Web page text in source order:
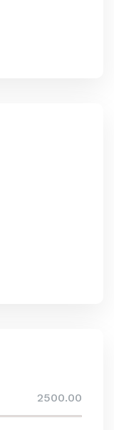
2500.00